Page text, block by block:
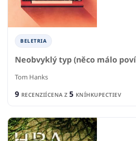
BELETRIA
Neobvyklý typ (něco málo
Tom Hanks
9 RECENZIÍCENA Z 5 KNÍHKUPECTIEV